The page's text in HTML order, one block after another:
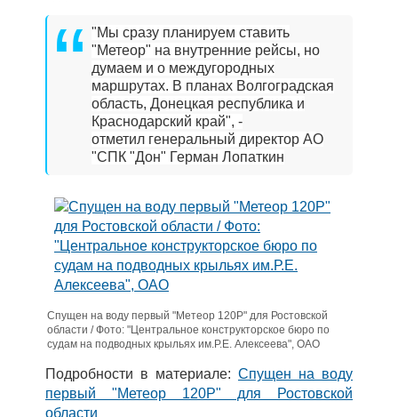
"Мы сразу планируем ставить
"Метеор" на внутренние рейсы, но
думаем и о междугородных
маршрутах. В планах Волгоградская
область, Донецкая республика и
Краснодарский край", -
отметил генеральный директор АО
"СПК "Дон" Герман Лопаткин
Спущен на воду первый "Метеор 120Р" для Ростовской
области / Фото: "Центральное конструкторское бюро по
судам на подводных крыльях им.Р.Е. Алексеева", ОАО
Подробности в материале: Спущен на воду
первый "Метеор 120Р" для Ростовской
области